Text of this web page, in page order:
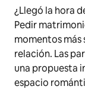
¿Llegó la hora
Pedir
momentos más
relación. Las
una propuesta
espacio